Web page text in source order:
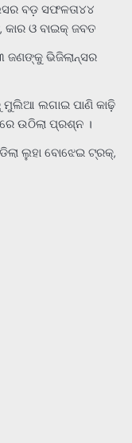
ବଡ଼ ସଫଳତା୪୪
ଓ ବାଇକ୍ ଜବତ
ଜଣଙ୍କୁ ଭିଜିଲାନ୍ସର
ମୁଲିଆ ଲଗାଇ ପାଣି କାଢ଼ି
ଉଠିଲା ପ୍ରଶ୍ନ ।
ଲୁହା ବୋଝେଇ ଟ୍ରକ୍‌,